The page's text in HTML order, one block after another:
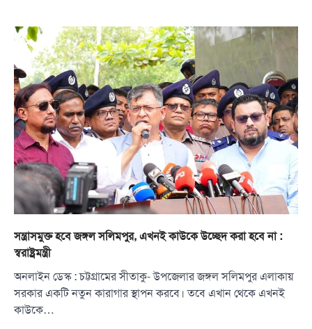
সন্ত্রাসমুক্ত হবে জঙ্গল সলিমপুর, এখনই কাউকে উচ্ছেদ করা হবে না :
স্বরাষ্ট্রমন্ত্রী
অনলাইন ডেস্ক : চট্টগ্রামের সীতাকু- উপজেলার জঙ্গল সলিমপুর এলাকায়
সরকার একটি নতুন কারাগার স্থাপন করবে। তবে এখান থেকে এখনই
কাউকে…